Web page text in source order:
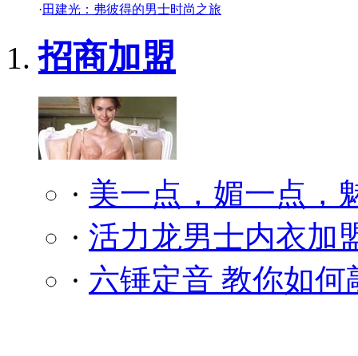
·田建光：弗彼得的男士时尚之旅
招商加盟
· 美一点，媚一点，
· 活力龙男士内衣加
· 六锤定音 教你如何